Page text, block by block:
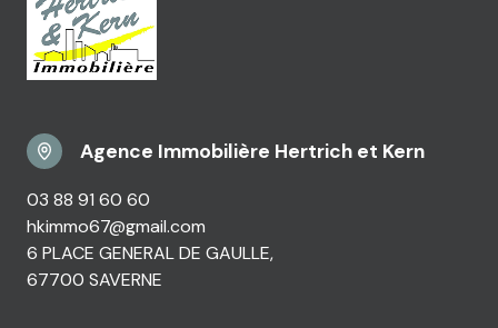
Agence Immobilière Hertrich et Kern
03 88 91 60 60
hkimmo67@gmail.com
6 PLACE GENERAL DE GAULLE,
67700 SAVERNE